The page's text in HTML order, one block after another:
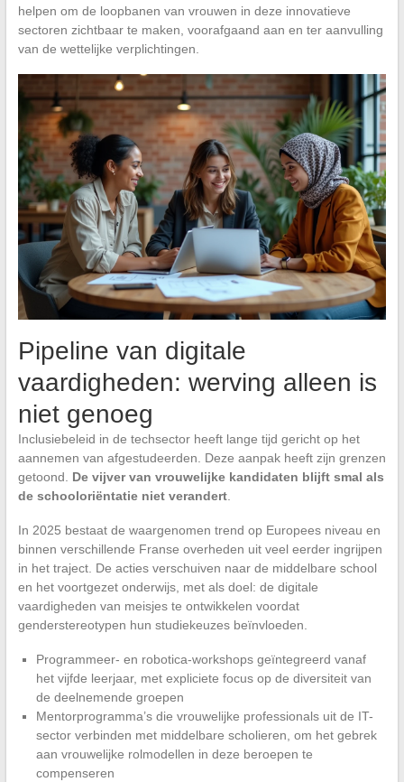
helpen om de loopbanen van vrouwen in deze innovatieve
sectoren zichtbaar te maken, voorafgaand aan en ter aanvulling
van de wettelijke verplichtingen.
Pipeline van digitale
vaardigheden: werving alleen is
niet genoeg
Inclusiebeleid in de techsector heeft lange tijd gericht op het
aannemen van afgestudeerden. Deze aanpak heeft zijn grenzen
getoond. De vijver van vrouwelijke kandidaten blijft smal als
de schooloriëntatie niet verandert.
In 2025 bestaat de waargenomen trend op Europees niveau en
binnen verschillende Franse overheden uit veel eerder ingrijpen
in het traject. De acties verschuiven naar de middelbare school
en het voortgezet onderwijs, met als doel: de digitale
vaardigheden van meisjes te ontwikkelen voordat
genderstereotypen hun studiekeuzes beïnvloeden.
Programmeer- en robotica-workshops geïntegreerd vanaf
het vijfde leerjaar, met expliciete focus op de diversiteit van
de deelnemende groepen
Mentorprogramma’s die vrouwelijke professionals uit de IT-
sector verbinden met middelbare scholieren, om het gebrek
aan vrouwelijke rolmodellen in deze beroepen te
compenseren